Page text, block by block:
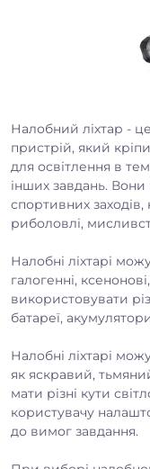
Налобний ліхтар -
пристрій, який
для освітлення в
інших завдань.
спортивних заходів,
риболовлі,
Налобні ліхтарі
галогенні,
використовувати
батареї,
Налобні ліхтарі
як яскравий,
мати різні кути
користувачу
до вимог завдання.